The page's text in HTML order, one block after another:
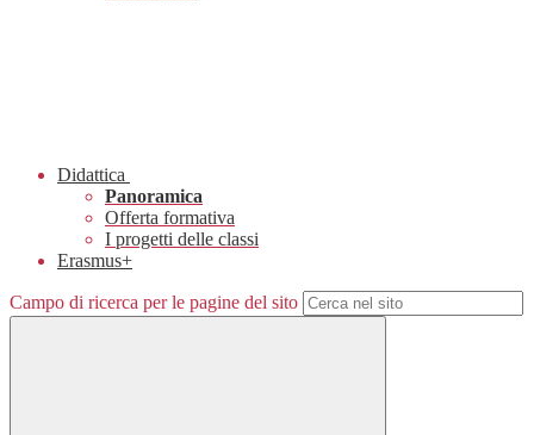
Didattica
Panoramica
Offerta formativa
I progetti delle classi
Erasmus+
Campo di ricerca per le pagine del sito